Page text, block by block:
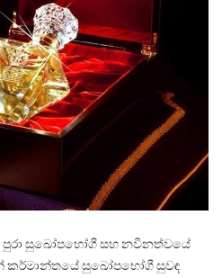
සුඛෝපභෝගී සහ නවීනත්වයේ
කර්මාන්තයේ සුඛෝපභෝගී සුවඳ